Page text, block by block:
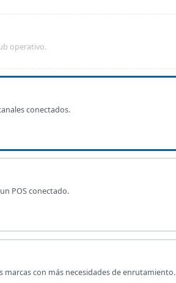
operativo.
conectados.
POS conectado.
marcas con más necesidades de enrutamiento.